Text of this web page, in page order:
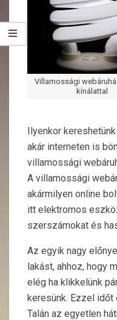
Villamossági
kínálattal
Ilyenkor
akár interneten is
villamossági
A villamossági
akármilyen online
itt elektromos
szerszámokat és
Az egyik nagy
lakást, ahhoz, hogy
elég ha klikkelünk
keresünk. Ezzel időt
Talán az egyetlen